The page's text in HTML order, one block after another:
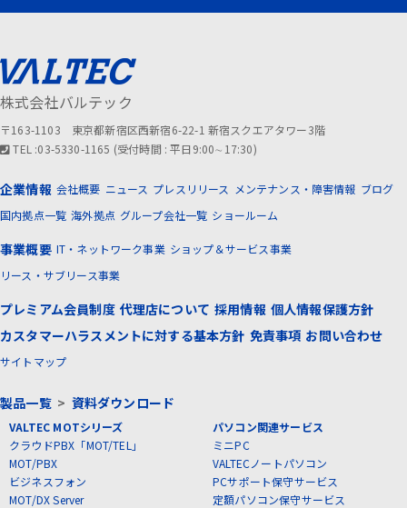
株式会社バルテック
〒163-1103 東京都新宿区西新宿6-22-1 新宿スクエアタワー3階
TEL :03-5330-1165 (受付時間 : 平日9:00∼17:30)
企業情報 会社概要 ニュース プレスリリース メンテナンス・障害情報 ブログ
国内拠点一覧 海外拠点 グループ会社一覧 ショールーム
事業概要 IT・ネットワーク事業 ショップ＆サービス事業
リース・サブリース事業
プレミアム会員制度 代理店について 採用情報 個人情報保護方針
カスタマーハラスメントに対する基本方針 免責事項 お問い合わせ
サイトマップ
製品一覧> 資料ダウンロード
VALTEC MOTシリーズ
クラウドPBX「MOT/TEL」
MOT/PBX
ビジネスフォン
MOT/DX Server
パソコン関連サービス
ミニPC
VALTECノートパソコン
PCサポート保守サービス
定額パソコン保守サービス